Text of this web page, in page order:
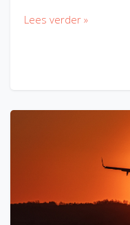
Lees verder »